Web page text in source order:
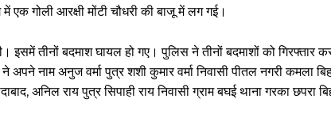
एक गोली आरक्षी मोंटी चौधरी की बाजू में लग गई।
तीनों बदमाश घायल हो गए। पुलिस ने तीनों बदमाशों को गिरफ्तार
नाम अनुज वर्मा पुत्र शशी कुमार वर्मा निवासी पीतल नगरी कमला
अनिल राय पुत्र सिपाही राय निवासी ग्राम बघई थाना गरका छपरा